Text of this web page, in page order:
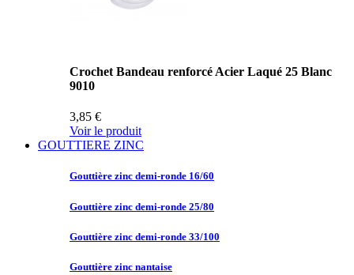
Crochet Bandeau renforcé Acier Laqué 25 Blanc
9010
3,85 €
Voir le produit
GOUTTIERE ZINC
Gouttière zinc demi-ronde 16/60
Gouttière zinc demi-ronde 25/80
Gouttière zinc demi-ronde 33/100
Gouttière zinc nantaise